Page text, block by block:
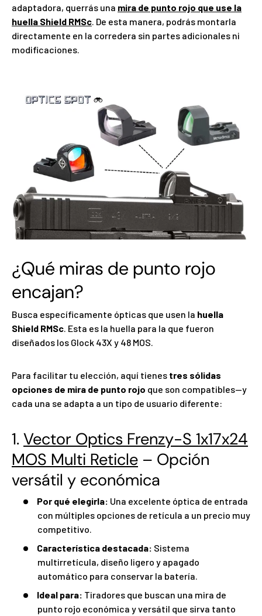
adaptadora, querrás una mira de punto rojo que use la
huella Shield RMSc. De esta manera, podrás montarla
directamente en la corredera sin partes adicionales ni
modificaciones.
¿Qué miras de punto rojo
encajan?
Busca específicamente ópticas que usen la huella
Shield RMSc. Esta es la huella para la que fueron
diseñados los Glock 43X y 48 MOS.
Para facilitar tu elección, aquí tienes tres sólidas
opciones de mira de punto rojo que son compatibles—y
cada una se adapta a un tipo de usuario diferente:
1.Vector Optics Frenzy-S 1x17x24
MOS Multi Reticle – Opción
versátil y económica
Por qué elegirla: Una excelente óptica de entrada
con múltiples opciones de retícula a un precio muy
competitivo.
Característica destacada: Sistema
multirretícula, diseño ligero y apagado
automático para conservar la batería.
Ideal para: Tiradores que buscan una mira de
punto rojo económica y versátil que sirva tanto